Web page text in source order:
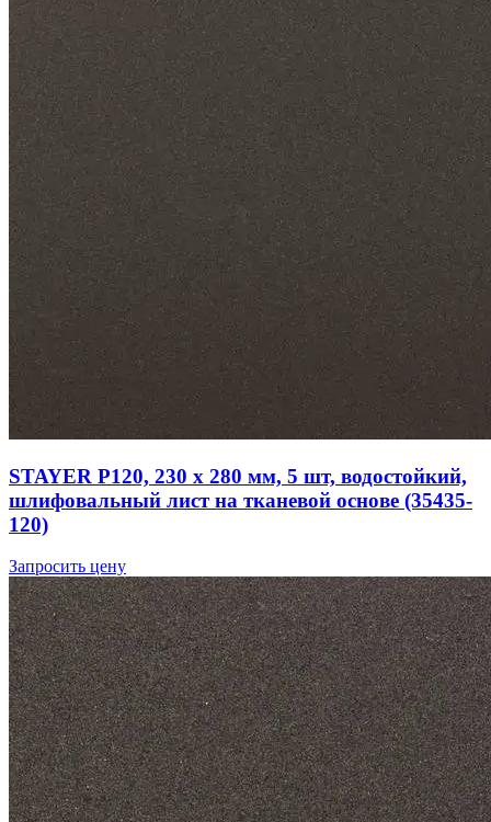
STAYER Р120, 230 х 280 мм, 5 шт, водостойкий,
шлифовальный лист на тканевой основе (35435-
120)
Запросить цену